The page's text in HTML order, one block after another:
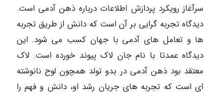
سرآغاز رویکرد پردازش اطلاعات درباره ذهن آدمی است.
دیدگاه تجربه گرایی بر آن است که دانش از طریق تجربه
ها و تعامل های آدمی با جهان کسب می شود. این
دیدگاه عمدتا با نام جان لاک پیوند خورده است. لاک
معتقد بود ذهن آدمی در بدو تولد همچون لوح نانوشته
ای است که تجربه های جریان رشد او، دانش و فهم را